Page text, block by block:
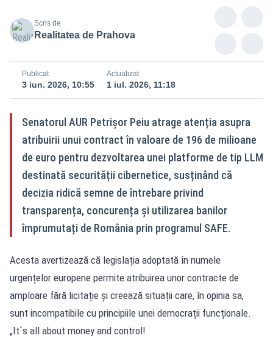
Scris de
Realitatea de Prahova
Publicat
3 iun. 2026, 10:55
Actualizat
1 iul. 2026, 11:18
Senatorul AUR Petrișor Peiu atrage atenția asupra
atribuirii unui contract în valoare de 196 de milioane
de euro pentru dezvoltarea unei platforme de tip LLM
destinată securității cibernetice, susținând că
decizia ridică semne de întrebare privind
transparența, concurența și utilizarea banilor
împrumutați de România prin programul SAFE.
Acesta avertizează că legislația adoptată în numele
urgențelor europene permite atribuirea unor contracte de
amploare fără licitație și creează situații care, în opinia sa,
sunt incompatibile cu principiile unei democrații funcționale.
„It`s all about money and control!